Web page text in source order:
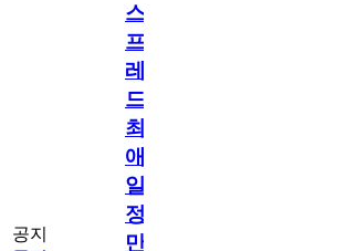
공지
스
프
레
드]
최
애
일
정
만